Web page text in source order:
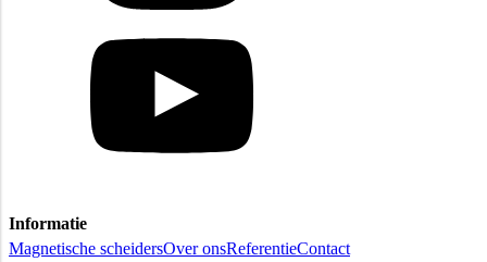
Informatie
Magnetische scheidersOver onsReferentieContact